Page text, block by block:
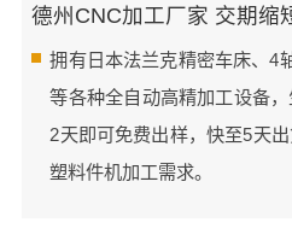
德州CNC加工厂家 交期缩
拥有日本法兰克精密车床、4
等各种全自动高精加工设备，
2天即可免费出样，快至5天
塑料件机加工需求。